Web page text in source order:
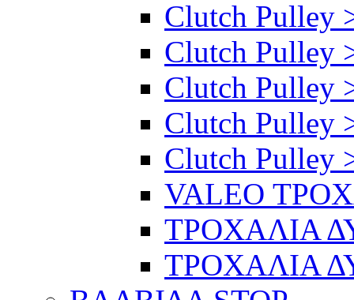
Clutch Pulley
Clutch Pulley
Clutch Pulley
Clutch Pulley
Clutch Pulley
VALEO
ΤΡΟΧΑΛΙΑ
ΤΡΟΧΑΛΙΑ